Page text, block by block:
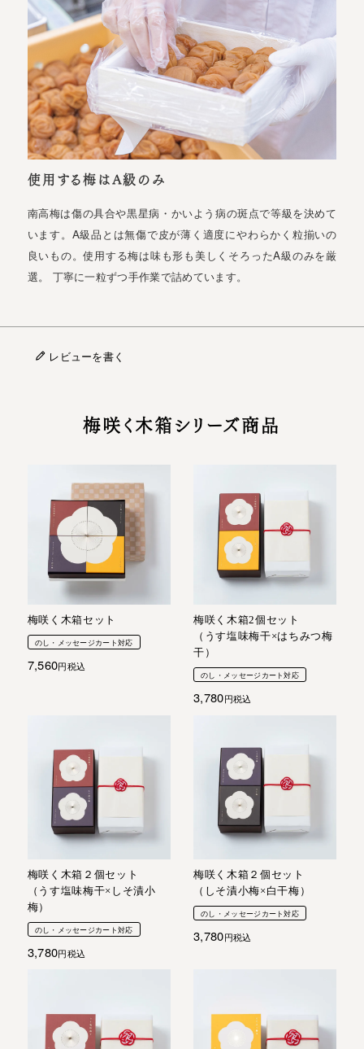
使用する梅はA級のみ
南高梅は傷の具合や黒星病・かいよう病の斑点で等級を決めて
います。A級品とは無傷で皮が薄く適度にやわらかく粒揃いの
良いもの。使用する梅は味も形も美しくそろったA級のみを厳
選。 丁寧に一粒ずつ手作業で詰めています。
レビューを書く
梅咲く木箱シリーズ商品
梅咲く木箱セット
のし・メッセージカート対応
7,560 税込
梅咲く木箱2個セット
（うす塩味梅干×はちみつ梅
干）
のし・メッセージカート対応
3,780 税込
梅咲く木箱２個セット
（うす塩味梅干×しそ漬小
梅）
のし・メッセージカート対応
3,780 税込
梅咲く木箱２個セット
（しそ漬小梅×白干梅）
のし・メッセージカート対応
3,780 税込